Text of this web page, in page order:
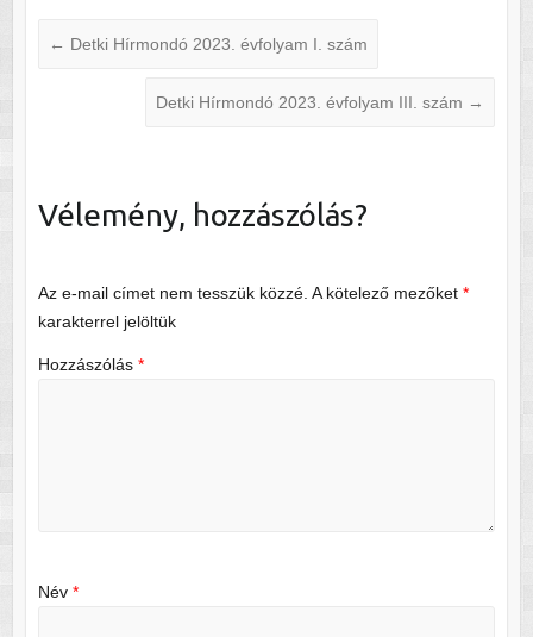
← Detki Hírmondó 2023. évfolyam I. szám
Detki Hírmondó 2023. évfolyam III. szám →
Vélemény, hozzászólás?
Az e-mail címet nem tesszük közzé. A kötelező mezőket *
karakterrel jelöltük
Hozzászólás *
Név *